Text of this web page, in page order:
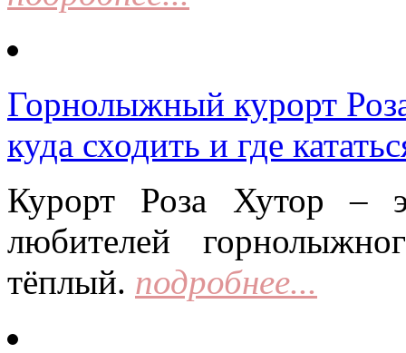
Горнолыжный курорт
куда сходить и где
Курорт Роза Хутор –
любителей
тёплый. подробнее...